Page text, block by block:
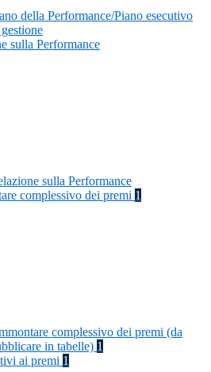
della Performance/Piano esecutivo
sulla Performance
sulla Performance
complessivo dei premi 1
complessivo dei premi (da
in tabelle) 1
ai premi 1